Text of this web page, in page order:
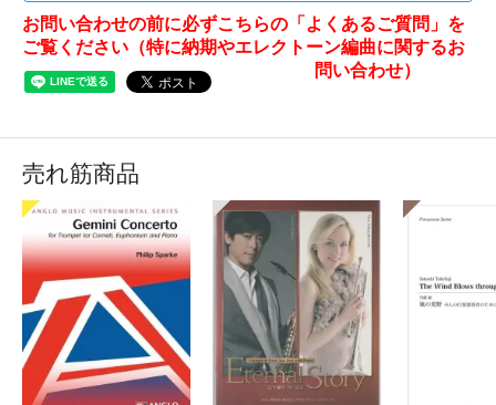
お問い合わせの前に必ずこちらの「よくあるご質問」を
ご覧ください（特に納期やエレクトーン編曲に関するお
問い合わせ）
売れ筋商品